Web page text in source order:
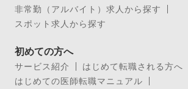
非常勤（アルバイト）求人から探す
スポット求人から探す
初めての方へ
サービス紹介
はじめて転職される方へ
はじめての医師転職マニュアル